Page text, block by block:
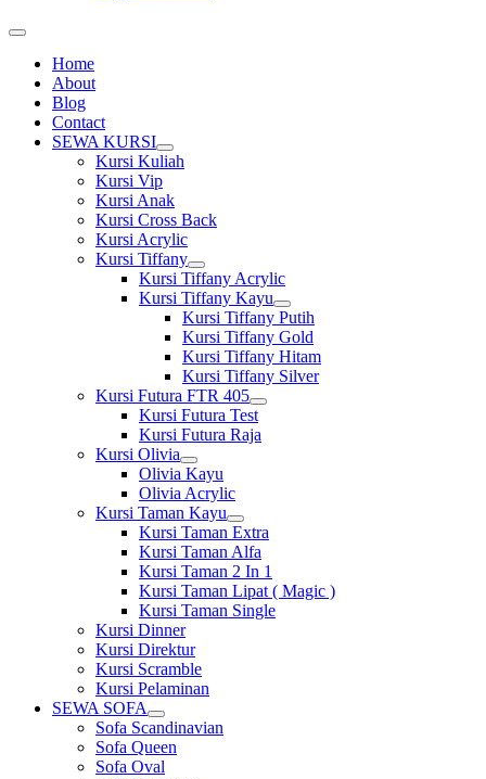
Home
About
Blog
Contact
SEWA KURSI
Show
sub
Kursi Kuliah
Kursi Vip
Kursi Anak
Kursi Cross Back
Kursi Acrylic
Kursi Tiffany
Show
sub
menu
Kursi Tiffany Acrylic
Kursi Tiffany Kayu
Show
sub
menu
Kursi Tiffany Putih
Kursi Tiffany Gold
Kursi Tiffany Hitam
Kursi Tiffany Silver
Kursi Futura FTR 405
Show
sub
menu
Kursi Futura Test
Kursi Futura Raja
Kursi Olivia
Show
sub
menu
Olivia Kayu
Olivia Acrylic
Kursi Taman Kayu
Show
sub
menu
Kursi Taman Extra
Kursi Taman Alfa
Kursi Taman 2 In 1
Kursi Taman Lipat ( Magic )
Kursi Taman Single
Kursi Dinner
Kursi Direktur
Kursi Scramble
Kursi Pelaminan
SEWA SOFA
Show
sub
menu
Sofa Scandinavian
Sofa Queen
Sofa Oval